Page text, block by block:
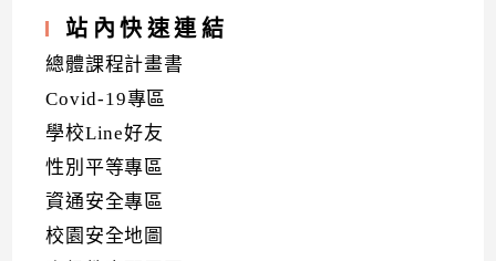
站內快速連結
總體課程計畫書
Covid-19專區
學校Line好友
性別平等專區
資通安全專區
校園安全地圖